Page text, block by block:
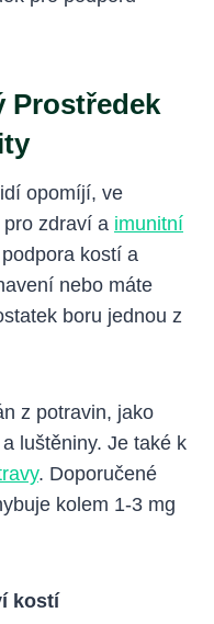
Prostředek
opomíjí, ve
zdraví a imunitní
kostí a
nebo máte
boru jednou z
z potravin, jako
luštěniny. Je také k
. Doporučené
kolem 1-3 mg
kostí